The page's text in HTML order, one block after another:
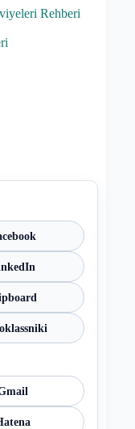
Rehberi